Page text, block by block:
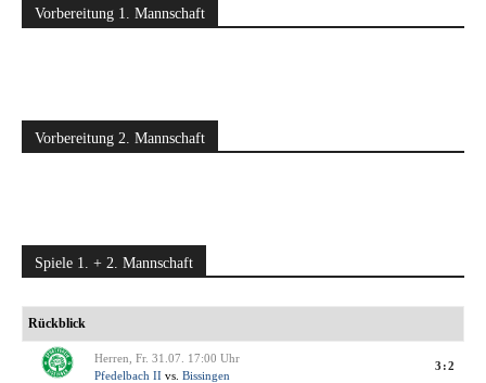
Vorbereitung 1. Mannschaft
Vorbereitung 2. Mannschaft
Spiele 1. + 2. Mannschaft
Rückblick
Herren, Fr. 31.07. 17:00 Uhr
Pfedelbach II vs. Bissingen
3:2